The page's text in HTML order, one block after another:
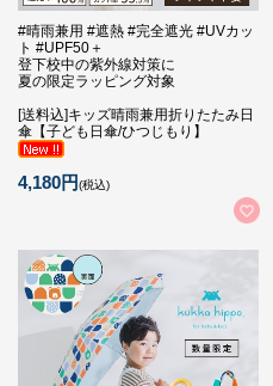
#晴雨兼用 #遮熱 #完全遮光 #UVカッ
ト #UPF50＋
登下校中の紫外線対策に
夏の限定ラッピング対象
[送料込]キッズ晴雨兼用折りたたみ日
傘【子ども日傘/ひつじもり】
4,180円(税込)